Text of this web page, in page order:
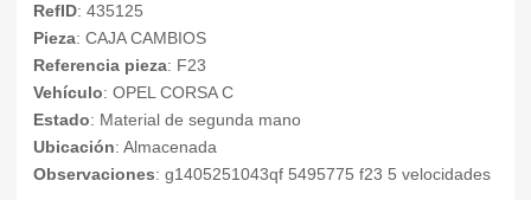
RefID: 435125
Pieza: CAJA CAMBIOS
Referencia pieza: F23
Vehículo: OPEL CORSA C
Estado: Material de segunda mano
Ubicación: Almacenada
Observaciones: g1405251043qf 5495775 f23 5 velocidades